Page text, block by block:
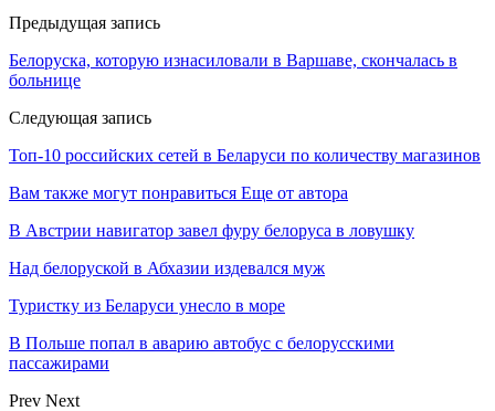
Предыдущая запись
Белоруска, которую изнасиловали в Варшаве, скончалась в
больнице
Следующая запись
Топ-10 российских сетей в Беларуси по количеству магазинов
Вам также могут понравиться Еще от автора
В Австрии навигатор завел фуру белоруса в ловушку
Над белоруской в Абхазии издевался муж
Туристку из Беларуси унесло в море
В Польше попал в аварию автобус с белорусскими
пассажирами
Prev Next